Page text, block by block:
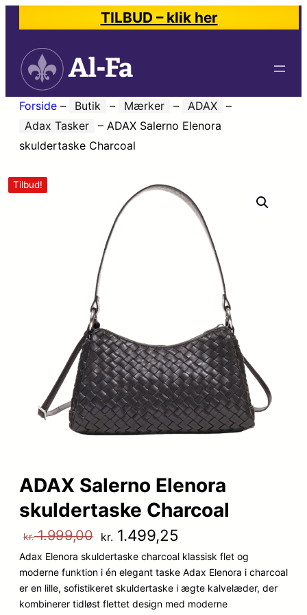
TILBUD – klik her
Forside – Butik – Mærker – ADAX
–
Adax Tasker
– ADAX Salerno Elenora
skuldertaske Charcoal
Tilbud!
ADAX Salerno Elenora
skuldertaske Charcoal
kr.1.999,00 D
e
n
kr. 1.499,25
e
n
Adax Elenora skuldertaske charcoal klassisk flet og
moderne funktion i én elegant taske Adax Elenora i charcoal
er en lille, sofistikeret skuldertaske i ægte kalvelæder, der
kombinerer tidløst flettet design med moderne